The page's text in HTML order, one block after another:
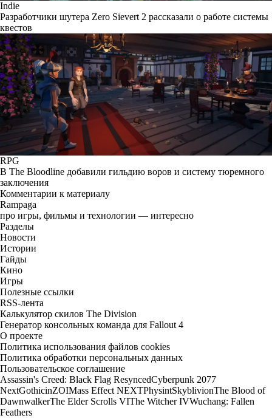
Indie
Разработчики шутера Zero Sievert 2 рассказали о работе системы
квестов
RPG
В The Bloodline добавили гильдию воров и систему тюремного
заключения
Комментарии к материалу
Rampaga
про игры, фильмы и технологии — интересно
Разделы
Новости
Истории
Гайды
Кино
Игры
Полезные ссылки
RSS-лента
Калькулятор скилов The Division
Генератор консольных команда для Fallout 4
О проекте
Политика использования файлов cookies
Политика обработки персональных данных
Пользовательское соглашение
Assassin's Creed: Black Flag ResyncedCyberpunk 2077
NextGothicinZOIMass Effect NEXTPhysintSkyblivionThe Blood of
DawnwalkerThe Elder Scrolls VIThe Witcher IVWuchang: Fallen
Feathers